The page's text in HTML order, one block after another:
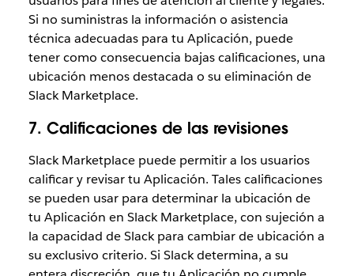
Si no suministras la información o asistencia
técnica adecuadas para tu Aplicación, puede
tener como consecuencia bajas calificaciones, una
ubicación menos destacada o su eliminación de
Slack Marketplace.
7. Calificaciones de las revisiones
Slack Marketplace puede permitir a los usuarios
calificar y revisar tu Aplicación. Tales calificaciones
se pueden usar para determinar la ubicación de
tu Aplicación en Slack Marketplace, con sujeción a
la capacidad de Slack para cambiar de ubicación a
su exclusivo criterio. Si Slack determina, a su